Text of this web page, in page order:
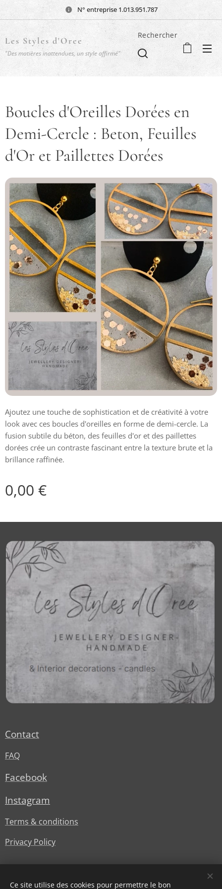
N° entreprise 1.013.951.787
Les Styles d'Oree
"Des matières inattendues, un style affirmé"
Rechercher
Boucles d'Oreilles Dorées en
Demi-Cercle : Beton, Feuilles
d'Or et Paillettes Dorées
Ajoutez une touche de sophistication et de créativité à votre
look avec ces boucles d'oreilles en forme de demi-cercle. La
fusion subtile du béton, des feuilles d'or et des paillettes
dorées crée un contraste fascinant entre la texture brute et la
brillance raffinée.
0,00 €
Contact
FAQ
Facebook
Instagram
Terms & conditions
Privacy Policy
Ce site utilise des cookies pour permettre le bon